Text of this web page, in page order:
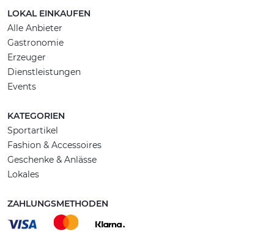
LOKAL EINKAUFEN
Alle Anbieter
Gastronomie
Erzeuger
Dienstleistungen
Events
KATEGORIEN
Sportartikel
Fashion & Accessoires
Geschenke & Anlässe
Lokales
ZAHLUNGSMETHODEN